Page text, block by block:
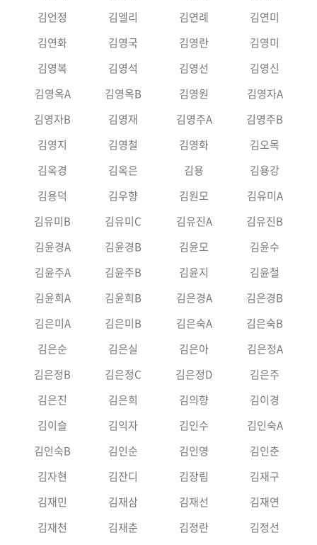
김언정
김엘리 김연례
김연미
김연화
김영국 김영란
김영미
김영복
김영석 김영선
김영신
김영옥A
김영옥B 김영원
김영자A
김영자B
김영재 김영주A
김영주B
김영지
김영철 김영화
김오목
김옥경
김옥은 김용
김용강
김용덕
김우향 김원모
김유미A
김유미B
김유미C 김유진A
김유진B
김윤경A
김윤경B 김윤모
김윤수
김윤주A
김윤주B 김윤지
김윤철
김윤희A
김윤희B 김은경A
김은경B
김은미A
김은미B 김은숙A
김은숙B
김은순
김은실 김은아
김은정A
김은정B
김은정C 김은정D
김은주
김은진
김은희 김의향
김이경
김이슬
김익자 김인수
김인숙A
김인숙B
김인순 김인영
김인춘
김자현
김잔디 김장림
김재구
김재민
김재삼 김재선
김재연
김재천
김재춘 김정란
김정선